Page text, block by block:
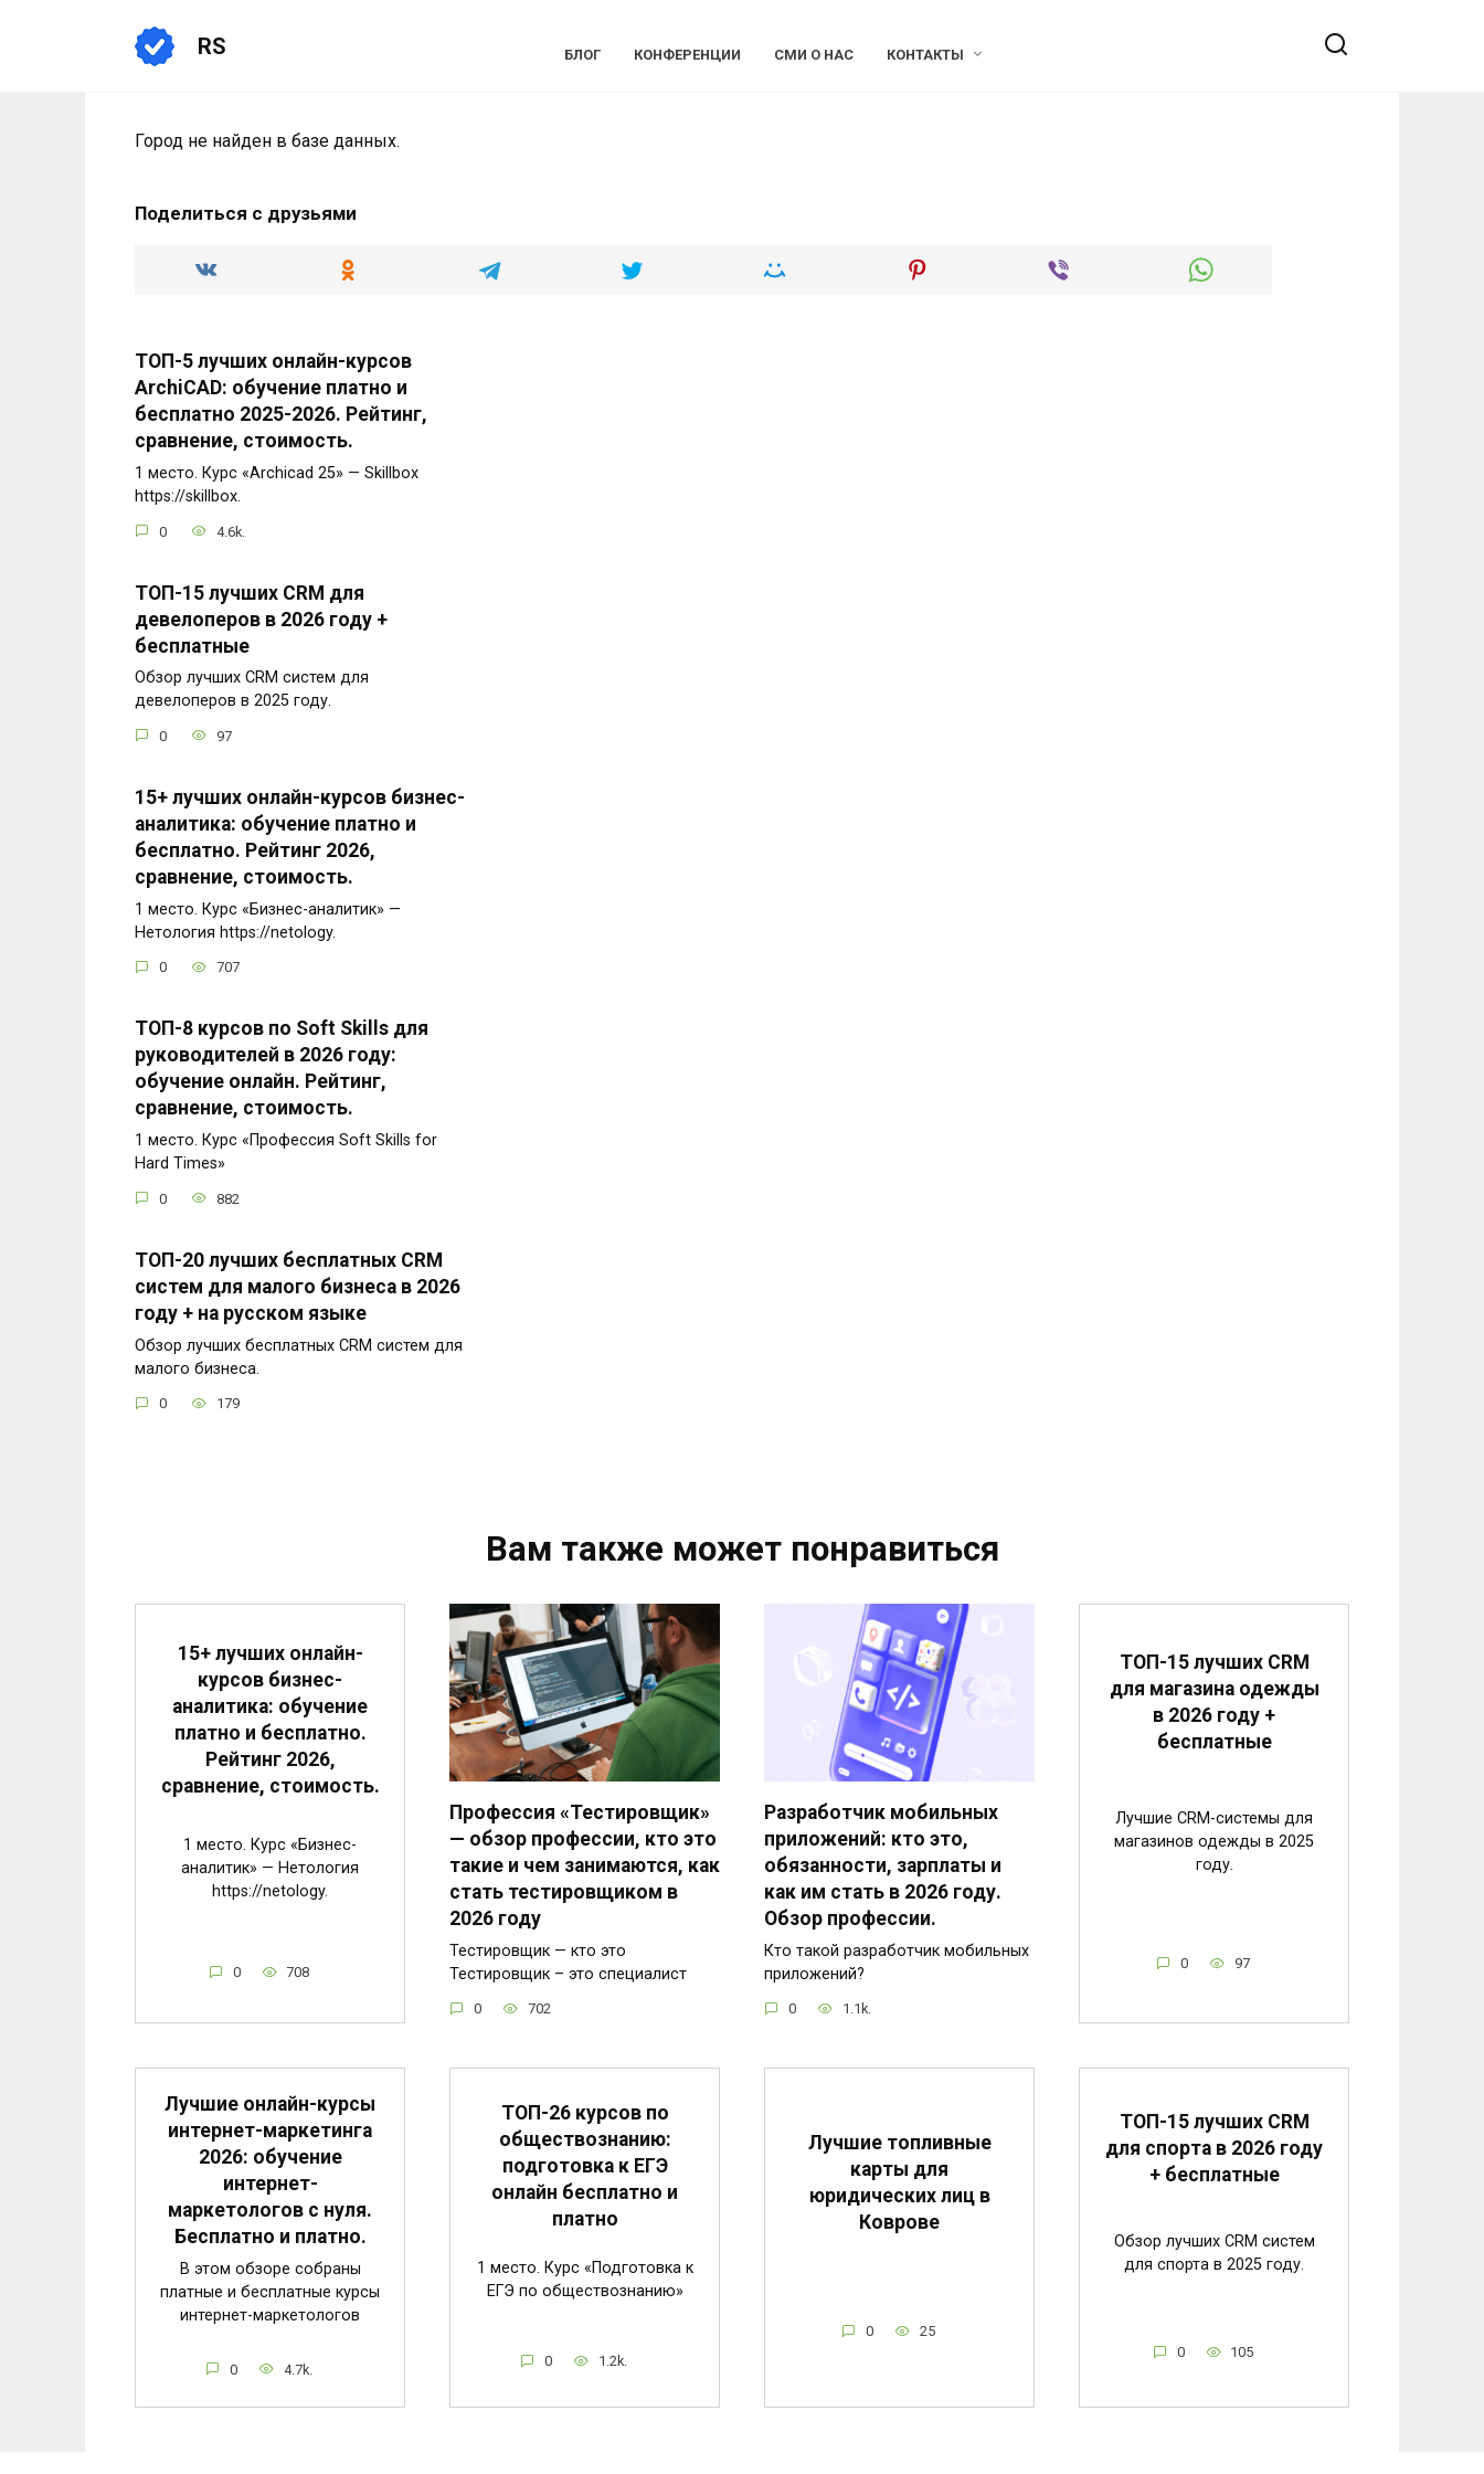
RS БЛОГ КОНФЕРЕНЦИИ СМИ О НАС КОНТАКТЫ
Город не найден в базе данных.
Поделиться с друзьями
ТОП-5 лучших онлайн-курсов
ArchiCAD: обучение платно и
бесплатно 2025-2026. Рейтинг,
сравнение, стоимость.
1 место. Курс «Archicad 25» — Skillbox
https://skillbox.
0 4.6k.
ТОП-15 лучших CRM для
девелоперов в 2026 году +
бесплатные
Обзор лучших CRM систем для
девелоперов в 2025 году.
0 97
15+ лучших онлайн-курсов бизнес-
аналитика: обучение платно и
бесплатно. Рейтинг 2026,
сравнение, стоимость.
1 место. Курс «Бизнес-аналитик» —
Нетология https://netology.
0 707
ТОП-8 курсов по Soft Skills для
руководителей в 2026 году:
обучение онлайн. Рейтинг,
сравнение, стоимость.
1 место. Курс «Профессия Soft Skills for
Hard Times»
0 882
ТОП-20 лучших бесплатных CRM
систем для малого бизнеса в 2026
году + на русском языке
Обзор лучших бесплатных CRM систем для
малого бизнеса.
0 179
Вам также может понравиться
15+ лучших онлайн-
курсов бизнес-
аналитика: обучение
платно и бесплатно.
Рейтинг 2026,
сравнение, стоимость.
1 место. Курс «Бизнес-
аналитик» — Нетология
https://netology.
0 708
Профессия «Тестировщик»
— обзор профессии, кто это
такие и чем занимаются, как
стать тестировщиком в
2026 году
Тестировщик — кто это
Тестировщик – это специалист
0 702
Разработчик мобильных
приложений: кто это,
обязанности, зарплаты и
как им стать в 2026 году.
Обзор профессии.
Кто такой разработчик мобильных
приложений?
0 1.1k.
ТОП-15 лучших CRM
для магазина одежды
в 2026 году +
бесплатные
Лучшие CRM-системы для
магазинов одежды в 2025
году.
0 97
Лучшие онлайн-курсы
интернет-маркетинга
2026: обучение
интернет-
маркетологов с нуля.
Бесплатно и платно.
В этом обзоре собраны
платные и бесплатные курсы
интернет-маркетологов
0 4.7k.
ТОП-26 курсов по
обществознанию:
подготовка к ЕГЭ
онлайн бесплатно и
платно
1 место. Курс «Подготовка к
ЕГЭ по обществознанию»
0 1.2k.
Лучшие топливные
карты для
юридических лиц в
Коврове
0 25
ТОП-15 лучших CRM
для спорта в 2026 году
+ бесплатные
Обзор лучших CRM систем
для спорта в 2025 году.
0 105